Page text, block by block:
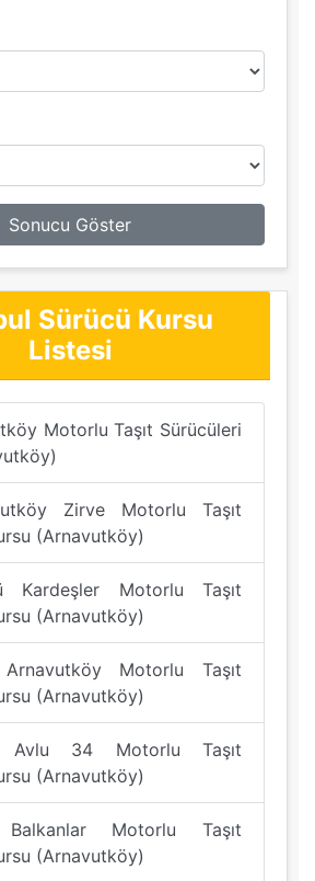
Sonucu Göster
Sürücü Kursu
Listesi
Motorlu Taşıt Sürücüleri
Zirve Motorlu Taşıt
(Arnavutköy)
Kardeşler Motorlu Taşıt
(Arnavutköy)
Motorlu Taşıt
(Arnavutköy)
Avlu 34 Motorlu Taşıt
(Arnavutköy)
Motorlu Taşıt
(Arnavutköy)